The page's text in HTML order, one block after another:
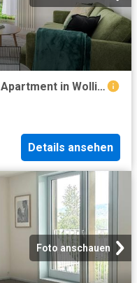
Modern 1 Bedroom Furnished Apartment in Wollishofen, Zurich Amsterdam Apartments for Rent
Details ansehen
Foto anschauen